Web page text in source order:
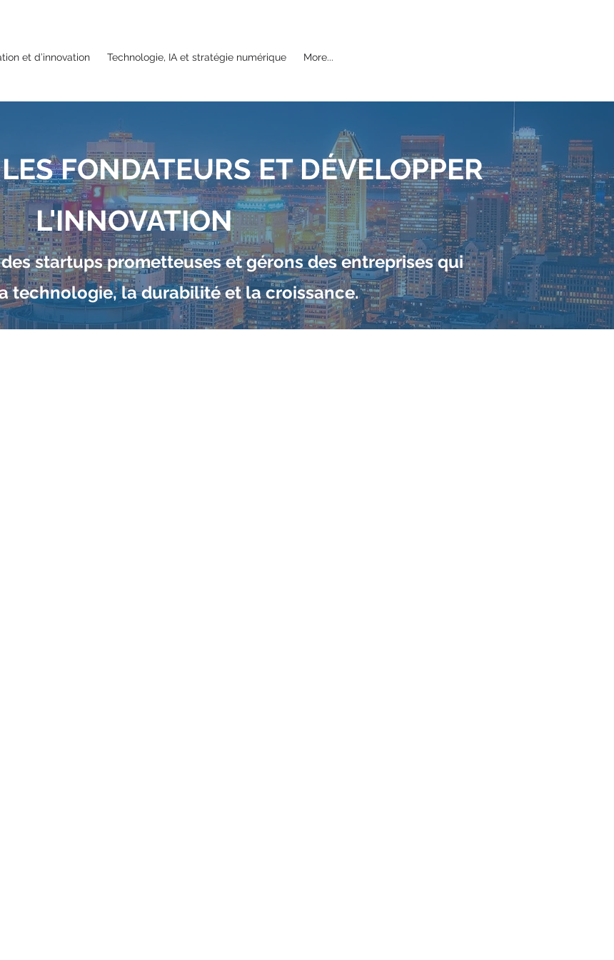
et d’innovation Technologie, IA et stratégie numérique More...
FONDATEURS ET DÉVELOPPER
L'INNOVATION
startups prometteuses et gérons des entreprises qui
technologie, la durabilité et la croissance.